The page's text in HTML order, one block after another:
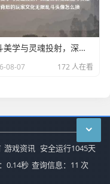
乱斗美学与灵魂投射，深度解析无限乱斗头像背后的玩家文化无限乱斗头像怎么换
08-07 172 人在看
游戏资讯 安全运行1045天
0.14秒 查询信息：11 次